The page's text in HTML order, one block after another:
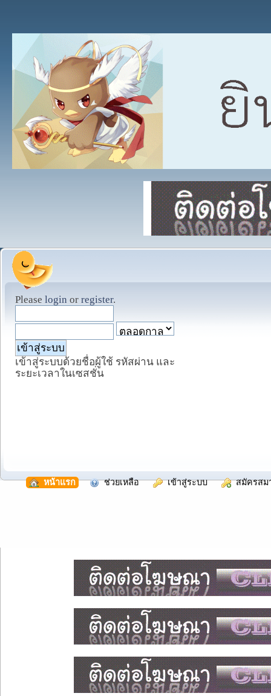
Please login or register.
เข้าสู่ระบบด้วยชื่อผู้ใช้ รหัสผ่าน และ
ระยะเวลาในเซสชั่น
หน้าแรก ช่วยเหลือ เข้าสู่ระบบ สมัครสม